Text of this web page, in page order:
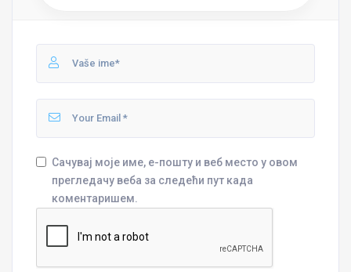
Сачувај моје име, е-пошту и веб место у овом
прегледачу веба за следећи пут када
коментаришем.